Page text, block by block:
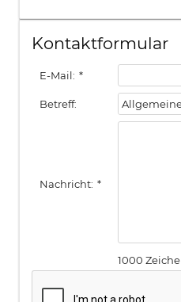
Kontaktformular
E-Mail: *
Betreff:
Nachricht: *
1000